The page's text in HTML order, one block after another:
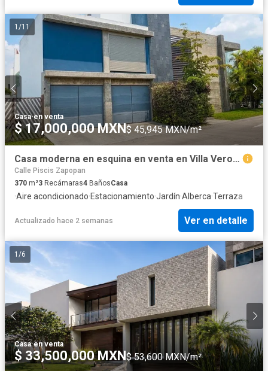
1 /11
Casa·en venta
$ 17,000,000 MXN$ 45,945 MXN/m²
Casa moderna en esquina en venta en Villa Verona, 417 M2 de terreno
Calle Piscis Zapopan
370 m²3 Recámaras4 BañosCasa
·Aire acondicionado·Estacionamiento·Jardín·Alberca·Terraza
Actualizado hace 2 semanas Ver en detalle
1 /6
Casa·en venta
$ 33,500,000 MXN$ 53,600 MXN/m²